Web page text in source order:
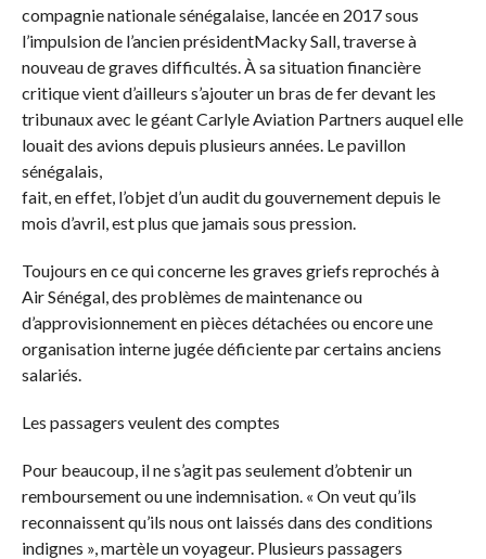
compagnie nationale sénégalaise, lancée en 2017 sous
l’impulsion de l’ancien présidentMacky Sall, traverse à
nouveau de graves difficultés. À sa situation financière
critique vient d’ailleurs s’ajouter un bras de fer devant les
tribunaux avec le géant Carlyle Aviation Partners auquel elle
louait des avions depuis plusieurs années. Le pavillon
sénégalais,
fait, en effet, l’objet d’un audit du gouvernement depuis le
mois d’avril, est plus que jamais sous pression.
Toujours en ce qui concerne les graves griefs reprochés à
Air Sénégal, des problèmes de maintenance ou
d’approvisionnement en pièces détachées ou encore une
organisation interne jugée déficiente par certains anciens
salariés.
Les passagers veulent des comptes
Pour beaucoup, il ne s’agit pas seulement d’obtenir un
remboursement ou une indemnisation. « On veut qu’ils
reconnaissent qu’ils nous ont laissés dans des conditions
indignes », martèle un voyageur. Plusieurs passagers